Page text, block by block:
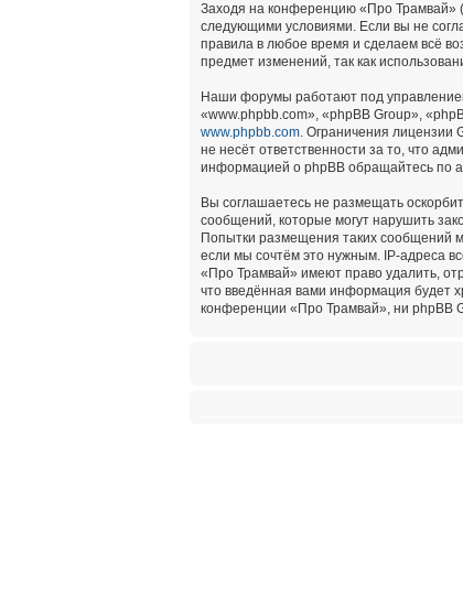
Заходя на конференцию «Про Трамвай»
следующими условиями. Если вы не
правила в любое время и сделаем всё
предмет изменений, так как
Наши форумы работают под
«www.phpbb.com», «phpBB Group»,
www.phpbb.com. Ограничения лицензии
не несёт ответственности за то, что
информацией о phpBB обращайтесь по
Вы соглашаетесь не размещать
сообщений, которые могут нарушить
Попытки размещения таких сообщений
если мы сочтём это нужным. IP-адреса
«Про Трамвай» имеют право удалить,
что введённая вами информация будет
конференции «Про Трамвай», ни phpBB